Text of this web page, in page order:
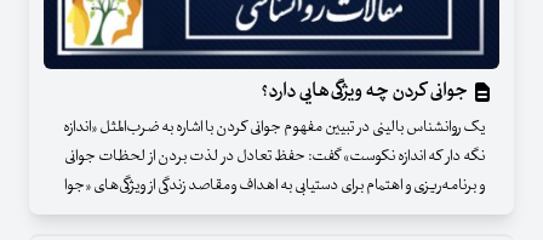
جوانی کردن چه ویژگی‌هایی دارد؟
یک روانشناس بالینی در تبیین مفهوم جوانی کردن با اشاره به ضرب‌المثل «اندازه
نگه دار که اندازه نکوست» گفت: حفظ تعادل در لذت بردن از لحظات جوانی
و برنامه‌ریزی و اهتمام برای دستیابی به اهداف ومقاصد زندگی از ویژگی‌های «جوا